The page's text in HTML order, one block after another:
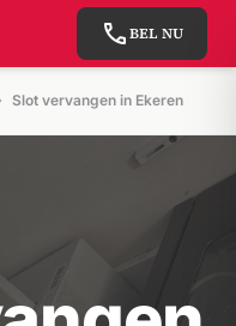
callBEL NU
Slot vervangen in Ekeren